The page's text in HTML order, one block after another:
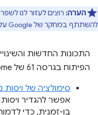
הערה: רוצים לעזור לנו
להשתתף במחקר של Google על התנהגות משתמשים.
התכונות החדשות
הפיתוח בגרסה 61 של Chrome כוללים:
סימולציה של ויסות
אפשר להגדיר
בו-זמנית, כדי